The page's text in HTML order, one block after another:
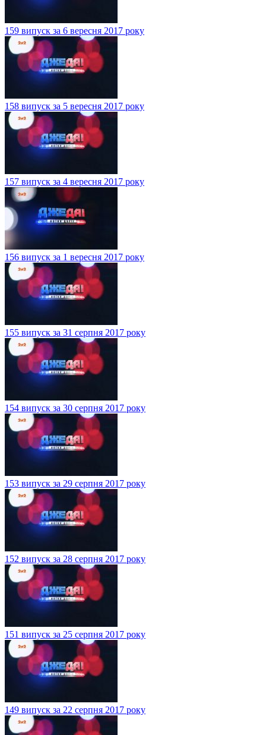
159 випуск за 6 вересня 2017 року
158 випуск за 5 вересня 2017 року
157 випуск за 4 вересня 2017 року
156 випуск за 1 вересня 2017 року
155 випуск за 31 серпня 2017 року
154 випуск за 30 серпня 2017 року
153 випуск за 29 серпня 2017 року
152 випуск за 28 серпня 2017 року
151 випуск за 25 серпня 2017 року
149 випуск за 22 серпня 2017 року